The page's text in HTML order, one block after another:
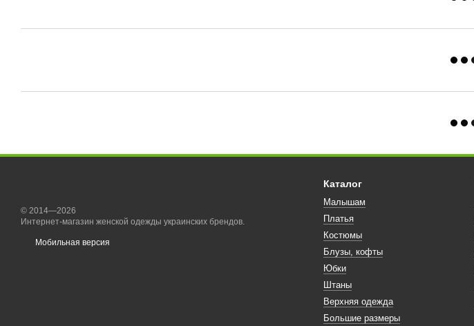
© 2014—2026
Интернет-магазин женской одежды украинских брендов.
Мобильная версия
Каталог
Малышам
Платья
Костюмы
Блузы, кофты
Юбки
Штаны
Верхняя одежда
Большие размеры